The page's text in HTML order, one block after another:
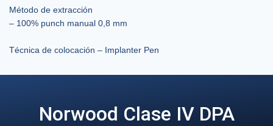
Método de extracción
– 100% punch manual 0,8 mm
Técnica de colocación – Implanter Pen
Norwood Clase IV DPA